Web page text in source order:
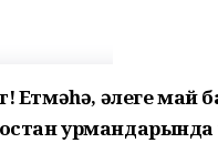
Етмәһә, әлеге май
урмандарында